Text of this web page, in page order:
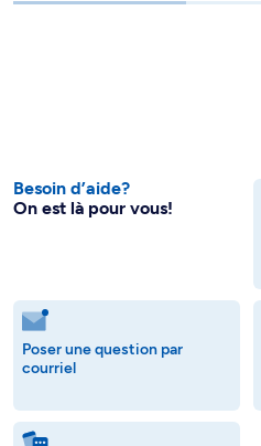
Besoin d’aide?
On est là pour vous!
Poser une question par
courriel